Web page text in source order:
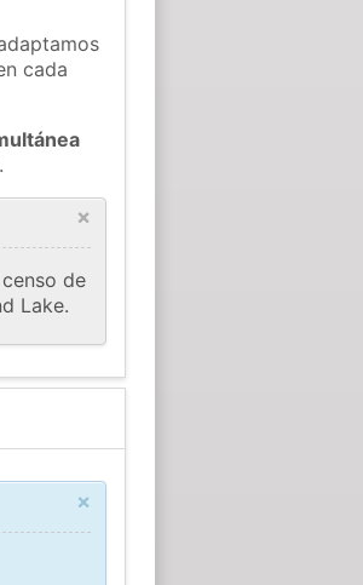
cada
.
×
de
Lake.
×